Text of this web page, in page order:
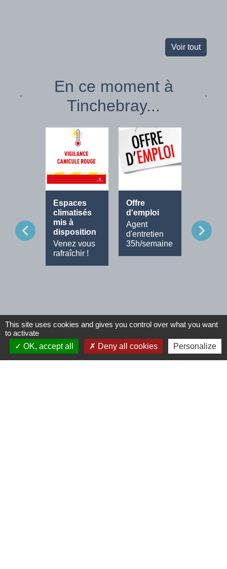
Voir tout
En ce moment à
Tinchebray...
Espaces
climatisés
mis à
disposition
Venez vous
rafraîchir !
Offre
d'emploi
Agent
d'entretien
35h/semaine
Tout le
chevron_left chevron_right
This site uses cookies and gives you control over what you want
to activate
OK, accept all
Deny all cookies Personalize